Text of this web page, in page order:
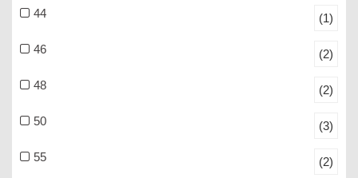
44 (1)
46 (2)
48 (2)
50 (3)
55 (2)